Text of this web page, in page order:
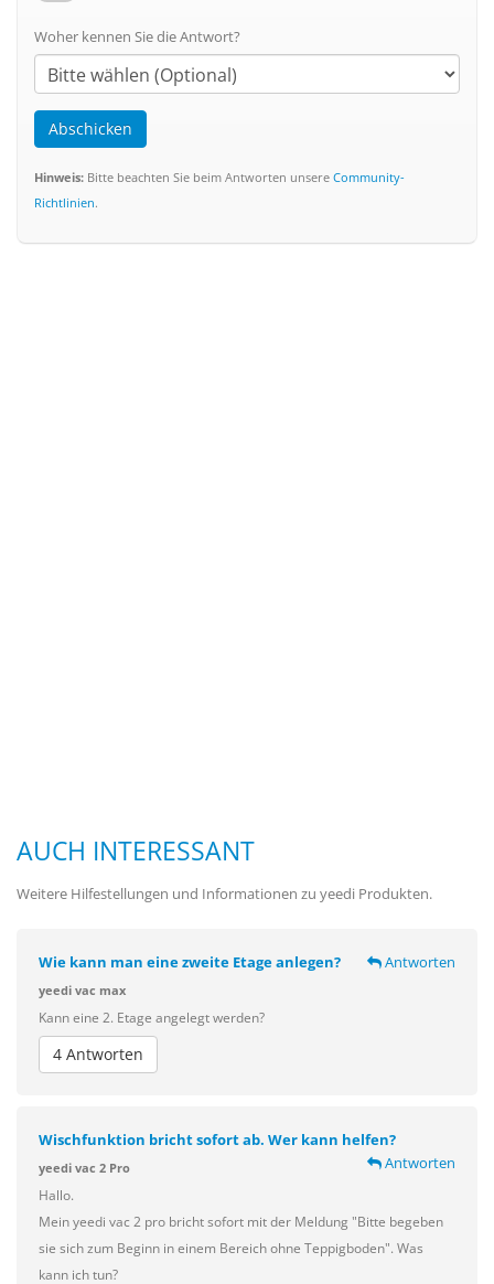
Woher kennen Sie die Antwort?
Abschicken
Hinweis: Bitte beachten Sie beim Antworten unsere Community-
Richtlinien.
AUCH INTERESSANT
Weitere Hilfestellungen und Informationen zu yeedi Produkten.
Wie kann man eine zweite Etage anlegen? Antworten
yeedi vac max
Kann eine 2. Etage angelegt werden?
4 Antworten
Wischfunktion bricht sofort ab. Wer kann helfen?
Antworten
yeedi vac 2 Pro
Hallo.
Mein yeedi vac 2 pro bricht sofort mit der Meldung "Bitte begeben
sie sich zum Beginn in einem Bereich ohne Teppigboden". Was
kann ich tun?